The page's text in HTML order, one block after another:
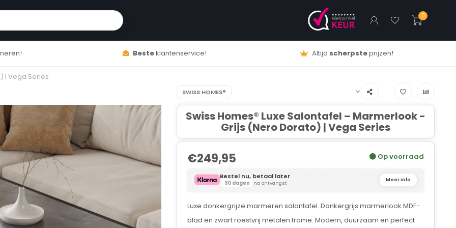
0
Besteklantenservice! Altijd scherpsteprijzen!
| Vega Series
SWISS HOMES®
Swiss Homes® Luxe Salontafel – Marmerlook -
Grijs (Nero Dorato) | Vega Series
€249,95 Op voorraad
Bestel nu, betaal later
30 dagen na ontvangst Meer info
Luxe donkergrijze marmeren salontafel. Donkergrijs marmerlook MDF-
blad en zwart roestvrij metalen frame. Modern, duurzaam en perfect